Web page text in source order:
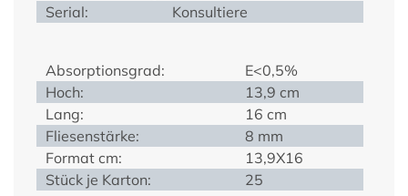
Serial:
Konsultiere
Absorptionsgrad:
E<0,5%
Hoch:
13,9 cm
Lang:
16 cm
Fliesenstärke:
8 mm
Format cm:
13,9X16
Stück je Karton:
25